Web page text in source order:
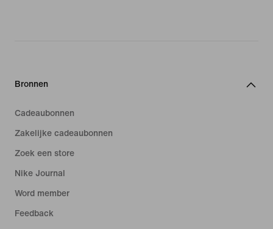
Bronnen
Cadeaubonnen
Zakelijke cadeaubonnen
Zoek een store
Nike Journal
Word member
Feedback